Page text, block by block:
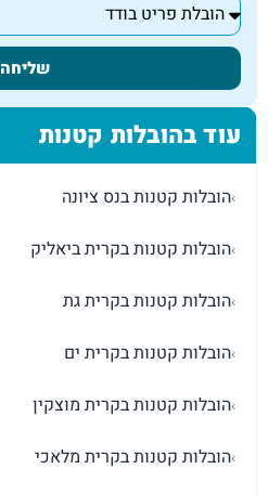
שליחה
עוד בהובלות קטנות
›הובלות קטנות בנס ציונה
›הובלות קטנות בקרית ביאליק
›הובלות קטנות בקרית גת
›הובלות קטנות בקרית ים
›הובלות קטנות בקרית מוצקין
›הובלות קטנות בקרית מלאכי